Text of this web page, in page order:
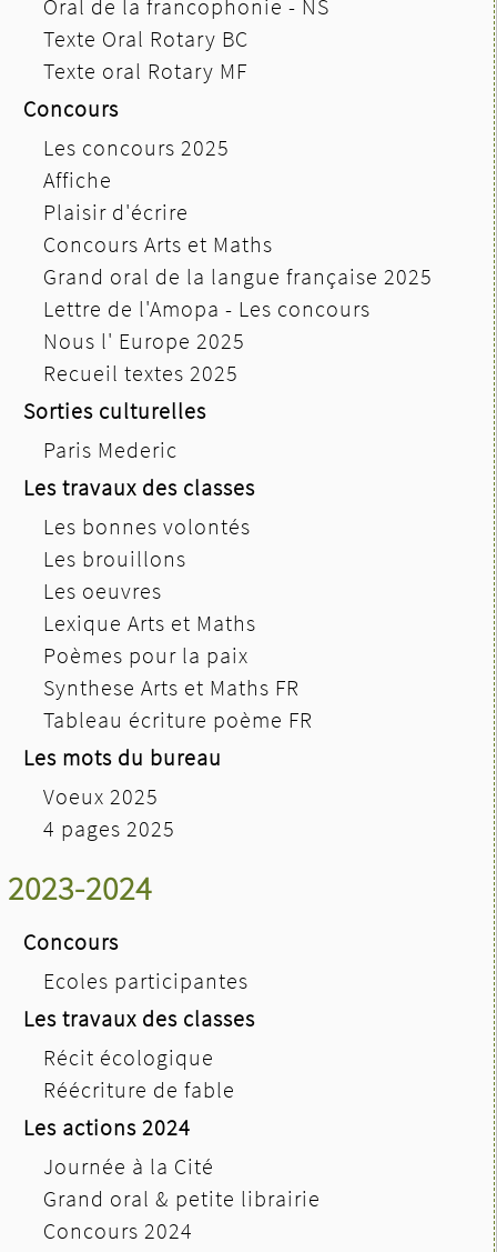
Oral de la francophonie - NS
Texte Oral Rotary BC
Texte oral Rotary MF
Concours
Les concours 2025
Affiche
Plaisir d'écrire
Concours Arts et Maths
Grand oral de la langue française 2025
Lettre de l'Amopa - Les concours
Nous l' Europe 2025
Recueil textes 2025
Sorties culturelles
Paris Mederic
Les travaux des classes
Les bonnes volontés
Les brouillons
Les oeuvres
Lexique Arts et Maths
Poèmes pour la paix
Synthese Arts et Maths FR
Tableau écriture poème FR
Les mots du bureau
Voeux 2025
4 pages 2025
2023-2024
Concours
Ecoles participantes
Les travaux des classes
Récit écologique
Réécriture de fable
Les actions 2024
Journée à la Cité
Grand oral & petite librairie
Concours 2024